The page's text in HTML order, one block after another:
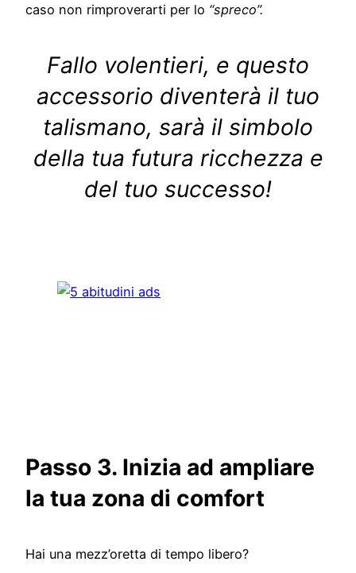
caso non rimproverarti per lo “spreco”.
Fallo volentieri, e questo
accessorio diventerà il tuo
talismano, sarà il simbolo
della tua futura ricchezza e
del tuo successo!
Passo 3. Inizia ad ampliare
la tua zona di comfort
Hai una mezz’oretta di tempo libero?